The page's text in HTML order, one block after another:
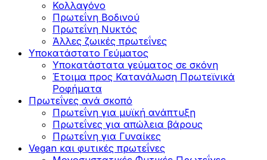
Κολλαγόνο
Πρωτεΐνη Βοδινού
Πρωτεΐνη Νυκτός
Άλλες ζωικές πρωτεΐνες
Υποκατάστατο Γεύματος
Υποκατάστατα γεύματος σε σκόνη
Έτοιμα προς Κατανάλωση Πρωτεϊνικά
Ροφήματα
Πρωτεΐνες ανά σκοπό
Πρωτεΐνη για μυϊκή ανάπτυξη
Πρωτεΐνες για απώλεια βάρους
Πρωτεΐνη για Γυναίκες
Vegan και φυτικές πρωτεΐνες